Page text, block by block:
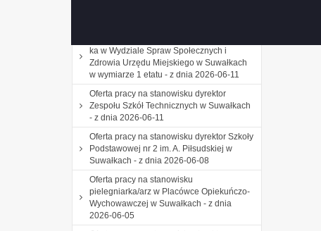
ka w Wydziale Spraw Społecznych i
Zdrowia Urzędu Miejskiego w Suwałkach
w wymiarze 1 etatu - z dnia 2026-06-11
Oferta pracy na stanowisku dyrektor
Zespołu Szkół Technicznych w Suwałkach
- z dnia 2026-06-11
Oferta pracy na stanowisku dyrektor Szkoły
Podstawowej nr 2 im. A. Piłsudskiej w
Suwałkach - z dnia 2026-06-08
Oferta pracy na stanowisku
pielegniarka/arz w Placówce Opiekuńczo-
Wychowawczej w Suwałkach - z dnia
2026-06-05